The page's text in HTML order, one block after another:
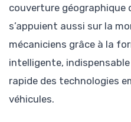
couverture géographique
s’appuient aussi sur la
mécaniciens grâce à la
intelligente,
rapide des technologies
véhicules.